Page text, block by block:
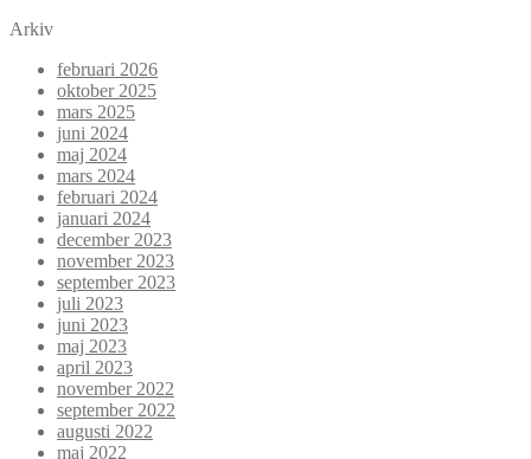
Arkiv
februari 2026
oktober 2025
mars 2025
juni 2024
maj 2024
mars 2024
februari 2024
januari 2024
december 2023
november 2023
september 2023
juli 2023
juni 2023
maj 2023
april 2023
november 2022
september 2022
augusti 2022
maj 2022